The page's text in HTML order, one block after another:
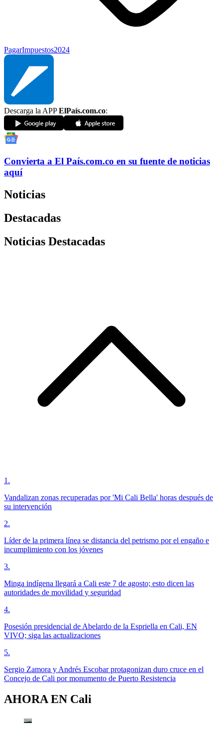
PagarImpuestos2024
Descarga la APPElPaís.com.co:
Convierta a El País.com.co en su fuente de noticias
aquí
Noticias
Destacadas
Noticias Destacadas
1 .
Vandalizan zonas recuperadas por 'Mi Cali Bella' horas después de
su intervención
2.
Líder de la primera línea se distancia del petrismo por el engaño e
incumplimiento con los jóvenes
3.
Minga indígena llegará a Cali este 7 de agosto; esto dicen las
autoridades de movilidad y seguridad
4.
Posesión presidencial de Abelardo de la Espriella en Cali, EN
VIVO; siga las actualizaciones
5.
Sergio Zamora y Andrés Escobar protagonizan duro cruce en el
Concejo de Cali por monumento de Puerto Resistencia
AHORA EN Cali